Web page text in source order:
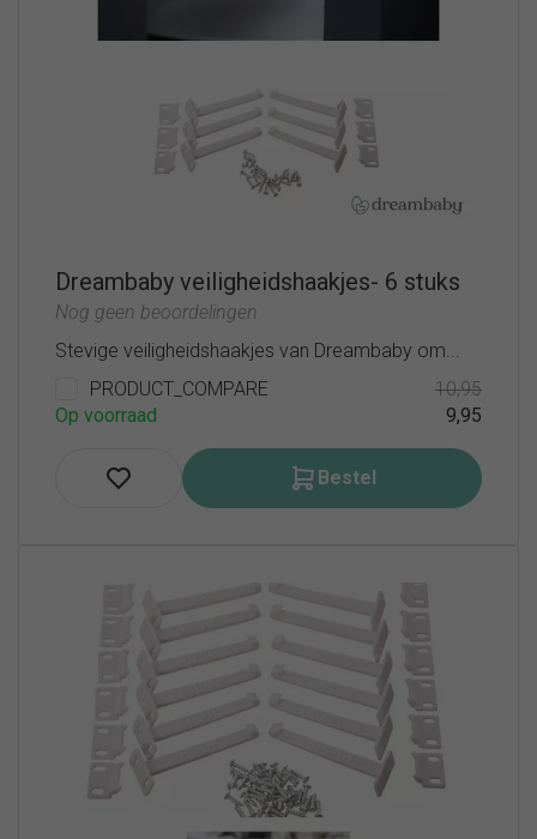
Dreambaby veiligheidshaakjes- 6 stuks
Nog geen beoordelingen
Stevige veiligheidshaakjes van Dreambaby om...
PRODUCT_COMPARE
Op voorraad
10,95
9,95
Bestel